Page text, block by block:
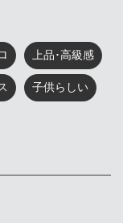
上品･高級感
子供らしい